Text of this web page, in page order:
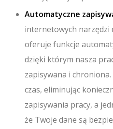
Automatyczne
internetowych narzędzi
oferuje funkcje
dzięki którym nasza
zapisywana i
czas, eliminując
zapisywania pracy, a
że Twoje dane są